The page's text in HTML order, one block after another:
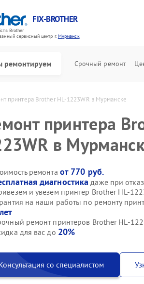
FIX-BROTHER
Brother
cервисный центр г.Мурманск
ремонтируем Срочный ремонт
принтера Brother HL-1223WR в Мурманске
принтера
в
ремонта от 770 руб.
диагностика даже при
и увезем принтер Brother HL-
на наши работы по ремонту
ремонт принтеров Brother HL-
для вас до 20%
со специалистом